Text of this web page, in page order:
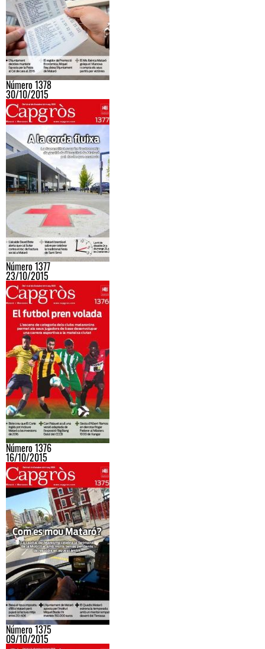
Número 1378
30/10/2015
Número 1377
23/10/2015
Número 1376
16/10/2015
Número 1375
09/10/2015